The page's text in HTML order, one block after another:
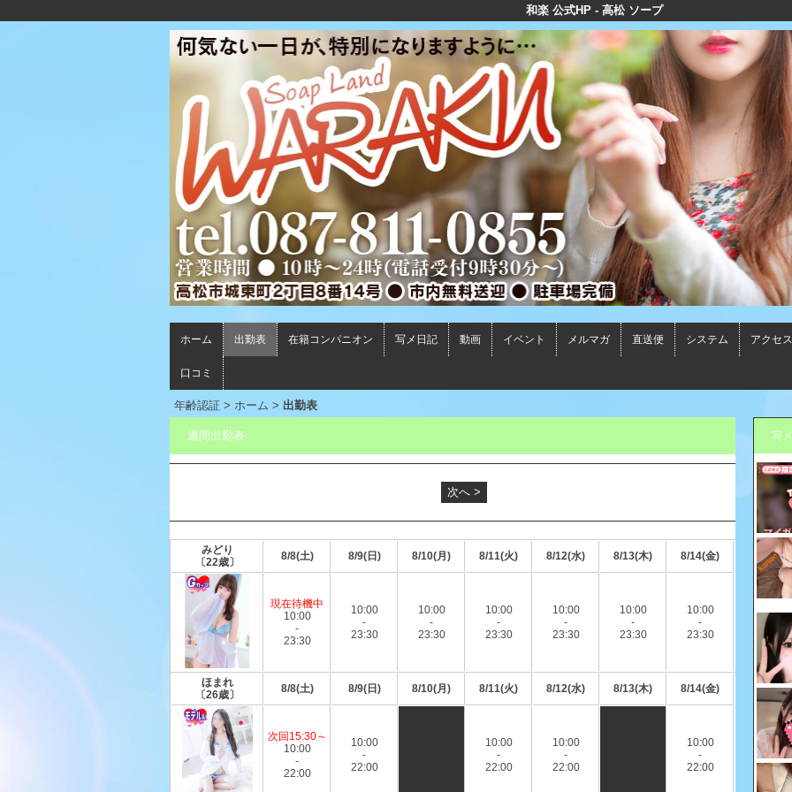
和楽 公式HP - 高松 ソープ
ホーム 出勤表 在籍コンパニオン 写メ日記 動画 イベント メルマガ 直送便 システム アクセス
口コミ
年齢認証 > ホーム > 出勤表
週間出勤表
次へ >
みどり
〔22歳〕
8/8(土) 8/9(日) 8/10(月) 8/11(火) 8/12(水) 8/13(木) 8/14(金)
現在待機中
10:00
-
23:30
10:00
-
23:30
10:00
-
23:30
10:00
-
23:30
10:00
-
23:30
10:00
-
23:30
10:00
-
23:30
ほまれ
〔26歳〕
8/8(土) 8/9(日) 8/10(月) 8/11(火) 8/12(水) 8/13(木) 8/14(金)
次回15:30～
10:00
-
22:00
10:00
-
22:00
10:00
-
22:00
10:00
-
22:00
10:00
-
22:00
写